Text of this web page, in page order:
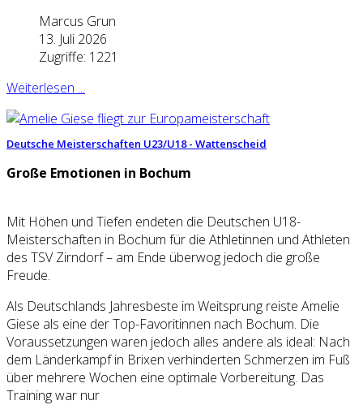
Marcus Grun
13. Juli 2026
Zugriffe: 1221
Weiterlesen ...
Deutsche Meisterschaften U23/U18 - Wattenscheid
Große Emotionen in Bochum
Mit Höhen und Tiefen endeten die Deutschen U18-
Meisterschaften in Bochum für die Athletinnen und Athleten
des TSV Zirndorf – am Ende überwog jedoch die große
Freude.
Als Deutschlands Jahresbeste im Weitsprung reiste Amelie
Giese als eine der Top-Favoritinnen nach Bochum. Die
Voraussetzungen waren jedoch alles andere als ideal: Nach
dem Länderkampf in Brixen verhinderten Schmerzen im Fuß
über mehrere Wochen eine optimale Vorbereitung. Das
Training war nur